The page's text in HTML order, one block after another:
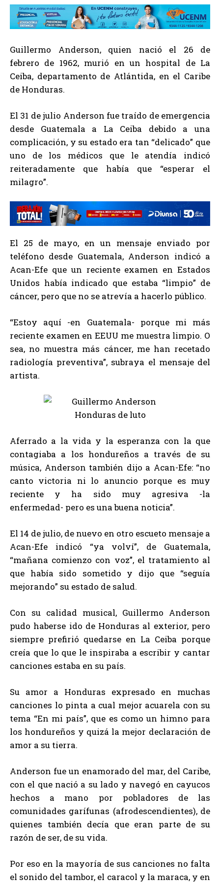
Guillermo Anderson, quien nació el 26 de
febrero de 1962, murió en un hospital de La
Ceiba, departamento de Atlántida, en el Caribe
de Honduras.
El 31 de julio Anderson fue traído de emergencia
desde Guatemala a La Ceiba debido a una
complicación, y su estado era tan “delicado” que
uno de los médicos que le atendía indicó
reiteradamente que había que “esperar el
milagro”.
El 25 de mayo, en un mensaje enviado por
teléfono desde Guatemala, Anderson indicó a
Acan-Efe que un reciente examen en Estados
Unidos había indicado que estaba “limpio” de
cáncer, pero que no se atrevía a hacerlo público.
“Estoy aquí -en Guatemala- porque mi más
reciente examen en EEUU me muestra limpio. O
sea, no muestra más cáncer, me han recetado
radiología preventiva”, subraya el mensaje del
artista.
Aferrado a la vida y la esperanza con la que
contagiaba a los hondureños a través de su
música, Anderson también dijo a Acan-Efe: “no
canto victoria ni lo anuncio porque es muy
reciente y ha sido muy agresiva -la
enfermedad- pero es una buena noticia”.
El 14 de julio, de nuevo en otro escueto mensaje a
Acan-Efe indicó “ya volví”, de Guatemala,
“mañana comienzo con voz”, el tratamiento al
que había sido sometido y dijo que “seguía
mejorando” su estado de salud.
Con su calidad musical, Guillermo Anderson
pudo haberse ido de Honduras al exterior, pero
siempre prefirió quedarse en La Ceiba porque
creía que lo que le inspiraba a escribir y cantar
canciones estaba en su país.
Su amor a Honduras expresado en muchas
canciones lo pinta a cual mejor acuarela con su
tema “En mi país”, que es como un himno para
los hondureños y quizá la mejor declaración de
amor a su tierra.
Anderson fue un enamorado del mar, del Caribe,
con el que nació a su lado y navegó en cayucos
hechos a mano por pobladores de las
comunidades garífunas (afrodescendientes), de
quienes también decía que eran parte de su
razón de ser, de su vida.
Por eso en la mayoría de sus canciones no falta
el sonido del tambor, el caracol y la maraca, y en